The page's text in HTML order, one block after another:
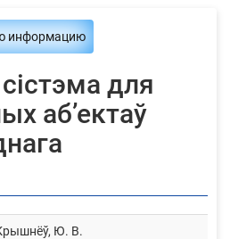
информацию
для
аб’ектаў
Ю. В.